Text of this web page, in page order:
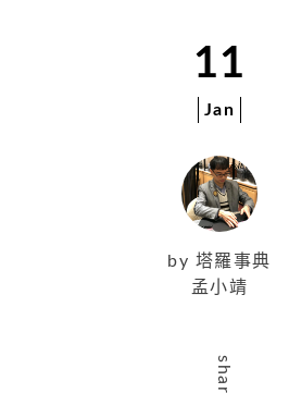
11
Jan
by 塔羅事典
孟小靖
share